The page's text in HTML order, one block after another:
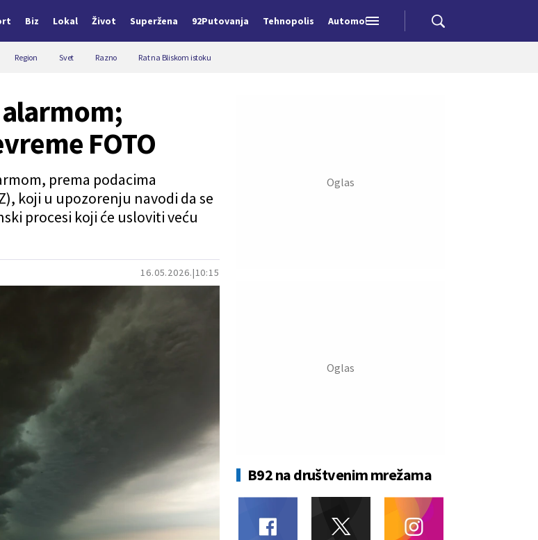
Biz Lokal Život Superžena 92Putovanja Tehnopolis Automobili
Region Svet Razno Rat na Bliskom istoku
16.05.2026. 10:15
FOTO
prema podacima
koji u upozorenju navodi da se
procesi koji će usloviti veću
B92 na društvenim mrežama